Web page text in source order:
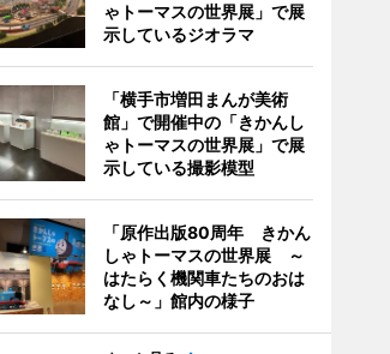
ゃトーマスの世界展」で展
示しているジオラマ
「横手市増田まんが美術
館」で開催中の「きかんし
ゃトーマスの世界展」で展
示している撮影模型
「原作出版80周年 きかん
しゃトーマスの世界展 ～
はたらく機関車たちのおは
なし～」館内の様子